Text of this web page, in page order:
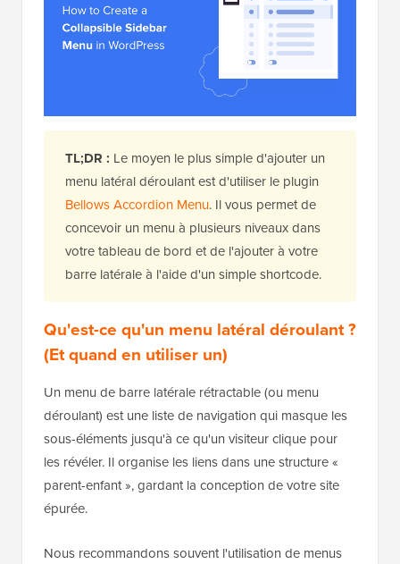
TL;DR : Le moyen le plus simple d'ajouter un
menu latéral déroulant est d'utiliser le plugin
Bellows Accordion Menu. Il vous permet de
concevoir un menu à plusieurs niveaux dans
votre tableau de bord et de l'ajouter à votre
barre latérale à l'aide d'un simple shortcode.
Qu'est-ce qu'un menu latéral déroulant ?
(Et quand en utiliser un)
Un menu de barre latérale rétractable (ou menu
déroulant) est une liste de navigation qui masque les
sous-éléments jusqu'à ce qu'un visiteur clique pour
les révéler. Il organise les liens dans une structure «
parent-enfant », gardant la conception de votre site
épurée.
Nous recommandons souvent l'utilisation de menus